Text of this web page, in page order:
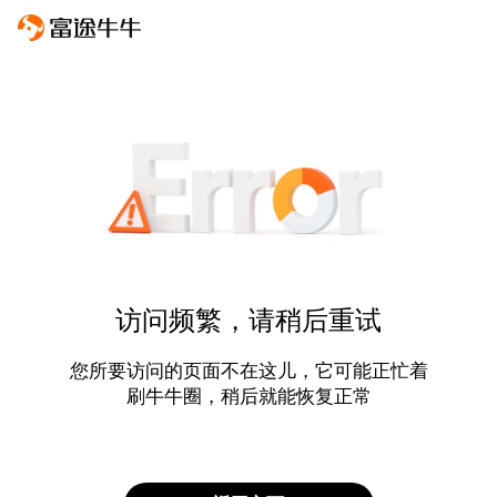
访问频繁，请稍后重试
您所要访问的页面不在这儿，它可能正忙着
刷牛牛圈，稍后就能恢复正常